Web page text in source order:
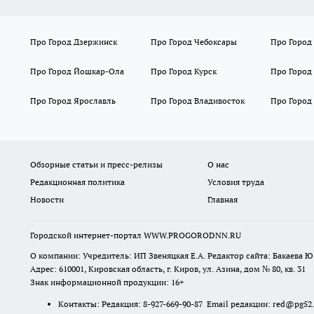
Про Город Дзержинск Про Город Чебоксары Про Город
Про Город Йошкар-Ола Про Город Курск Про
Про Город Ярославль Про Город Владивосток Про Город
Обзорные статьи и пресс-релизы О нас
Редакционная политика
Условия труда
Новости
Главная
Городской интернет-портал WWW.PROGORODNN.RU
О компании: Учредитель: ИП Звеняцкая Е.А. Редактор сайта: Бакаева
Адрес: 610001, Кировская область, г. Киров, ул. Азина, дом № 80, кв. 31
Знак информационной продукции: 16+
Контакты: Редакция: 8-927-669-90-87 Email редакции: